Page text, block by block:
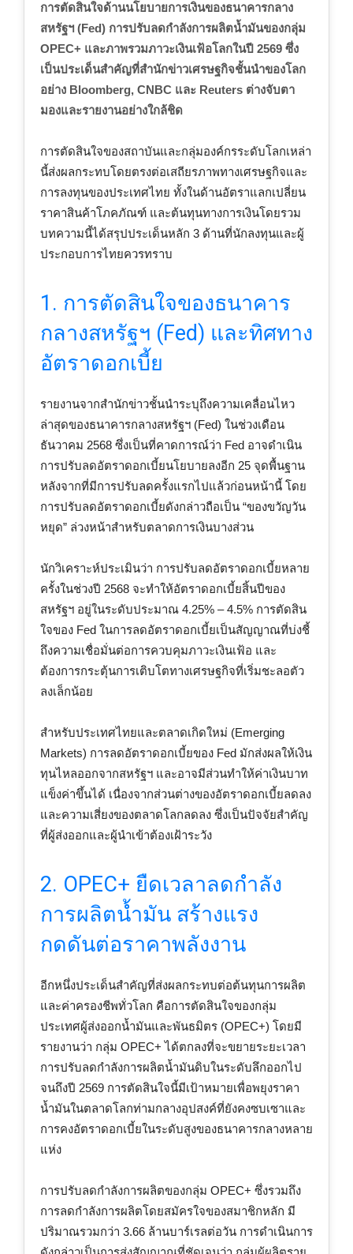
การตัดสินใจด้านนโยบายการเงินของธนาคารกลาง
สหรัฐฯ (Fed) การปรับลดกำลังการผลิตน้ำมันของกลุ่ม
OPEC+ และภาพรวมภาวะเงินเฟ้อโลกในปี 2569 ซึ่ง
เป็นประเด็นสำคัญที่สำนักข่าวเศรษฐกิจชั้นนำของโลก
อย่าง Bloomberg, CNBC และ Reuters ต่างจับตา
มองและรายงานอย่างใกล้ชิด
การตัดสินใจของสถาบันและกลุ่มองค์กรระดับโลกเหล่า
นี้ส่งผลกระทบโดยตรงต่อเสถียรภาพทางเศรษฐกิจและ
การลงทุนของประเทศไทย ทั้งในด้านอัตราแลกเปลี่ยน
ราคาสินค้าโภคภัณฑ์ และต้นทุนทางการเงินโดยรวม
บทความนี้ได้สรุปประเด็นหลัก 3 ด้านที่นักลงทุนและผู้
ประกอบการไทยควรทราบ
1. การตัดสินใจของธนาคาร
กลางสหรัฐฯ (Fed) และทิศทาง
อัตราดอกเบี้ย
รายงานจากสำนักข่าวชั้นนำระบุถึงความเคลื่อนไหว
ล่าสุดของธนาคารกลางสหรัฐฯ (Fed) ในช่วงเดือน
ธันวาคม 2568 ซึ่งเป็นที่คาดการณ์ว่า Fed อาจดำเนิน
การปรับลดอัตราดอกเบี้ยนโยบายลงอีก 25 จุดพื้นฐาน
หลังจากที่มีการปรับลดครั้งแรกไปแล้วก่อนหน้านี้ โดย
การปรับลดอัตราดอกเบี้ยดังกล่าวถือเป็น “ของขวัญวัน
หยุด” ล่วงหน้าสำหรับตลาดการเงินบางส่วน
นักวิเคราะห์ประเมินว่า การปรับลดอัตราดอกเบี้ยหลาย
ครั้งในช่วงปี 2568 จะทำให้อัตราดอกเบี้ยสิ้นปีของ
สหรัฐฯ อยู่ในระดับประมาณ 4.25% – 4.5% การตัดสิน
ใจของ Fed ในการลดอัตราดอกเบี้ยเป็นสัญญาณที่บ่งชี้
ถึงความเชื่อมั่นต่อการควบคุมภาวะเงินเฟ้อ และ
ต้องการกระตุ้นการเติบโตทางเศรษฐกิจที่เริ่มชะลอตัว
ลงเล็กน้อย
สำหรับประเทศไทยและตลาดเกิดใหม่ (Emerging
Markets) การลดอัตราดอกเบี้ยของ Fed มักส่งผลให้เงิน
ทุนไหลออกจากสหรัฐฯ และอาจมีส่วนทำให้ค่าเงินบาท
แข็งค่าขึ้นได้ เนื่องจากส่วนต่างของอัตราดอกเบี้ยลดลง
และความเสี่ยงของตลาดโลกลดลง ซึ่งเป็นปัจจัยสำคัญ
ที่ผู้ส่งออกและผู้นำเข้าต้องเฝ้าระวัง
2. OPEC+ ยืดเวลาลดกำลัง
การผลิตน้ำมัน สร้างแรง
กดดันต่อราคาพลังงาน
อีกหนึ่งประเด็นสำคัญที่ส่งผลกระทบต่อต้นทุนการผลิต
และค่าครองชีพทั่วโลก คือการตัดสินใจของกลุ่ม
ประเทศผู้ส่งออกน้ำมันและพันธมิตร (OPEC+) โดยมี
รายงานว่า กลุ่ม OPEC+ ได้ตกลงที่จะขยายระยะเวลา
การปรับลดกำลังการผลิตน้ำมันดิบในระดับลึกออกไป
จนถึงปี 2569 การตัดสินใจนี้มีเป้าหมายเพื่อพยุงราคา
น้ำมันในตลาดโลกท่ามกลางอุปสงค์ที่ยังคงซบเซาและ
การคงอัตราดอกเบี้ยในระดับสูงของธนาคารกลางหลาย
แห่ง
การปรับลดกำลังการผลิตของกลุ่ม OPEC+ ซึ่งรวมถึง
การลดกำลังการผลิตโดยสมัครใจของสมาชิกหลัก มี
ปริมาณรวมกว่า 3.66 ล้านบาร์เรลต่อวัน การดำเนินการ